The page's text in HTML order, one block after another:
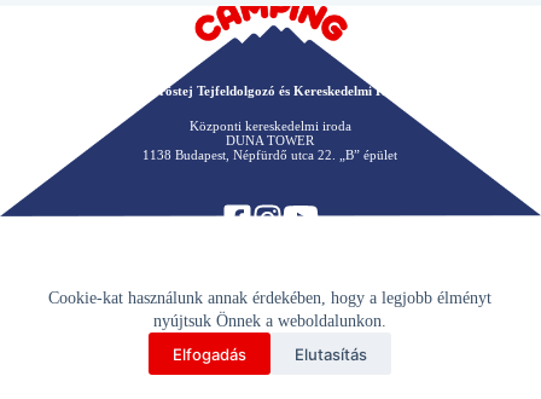
Cookie-kat használunk annak érdekében, hogy a legjobb élményt
nyújtsuk Önnek a weboldalunkon.
Elfogadás Elutasítás
Kőröstej Tejfeldolgozó és Kereskedelmi Kft.
Központi kereskedelmi iroda
DUNA TOWER
1138 Budapest, Népfürdő utca 22. „B” épület